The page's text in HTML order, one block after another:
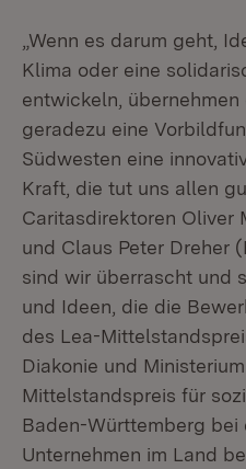
„Wenn es darum geht,
Klima oder eine
entwickeln, übernehmen
geradezu eine
Südwesten eine
Kraft, die tut uns allen
Caritasdirektoren Oliver
und Claus Peter Dreher
sind wir überrascht und
und Ideen, die die
des Lea-
Diakonie und
Mittelstandspreis für
Baden-Württemberg bei
Unternehmen im Land